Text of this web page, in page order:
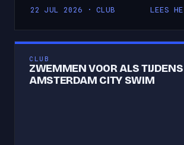
22 JUL 2026 · CLUB LEES
CLUB
ZWEMMEN VOOR ALS
AMSTERDAM CITY SWIM